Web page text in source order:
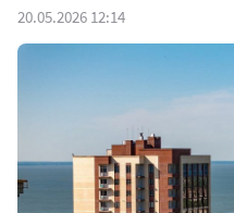
20.05.2026 12:14